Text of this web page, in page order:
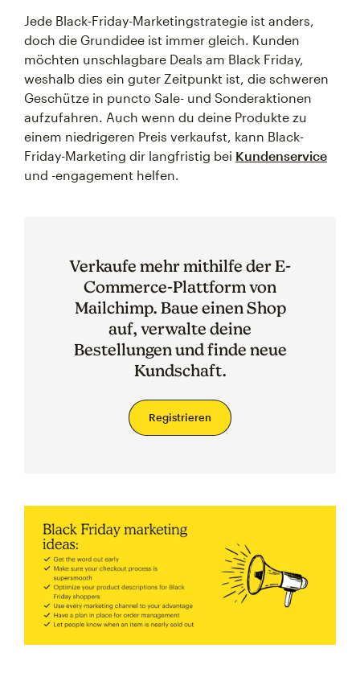
Jede Black-Friday-Marketingstrategie ist anders,
doch die Grundidee ist immer gleich. Kunden
möchten unschlagbare Deals am Black Friday,
weshalb dies ein guter Zeitpunkt ist, die schweren
Geschütze in puncto Sale- und Sonderaktionen
aufzufahren. Auch wenn du deine Produkte zu
einem niedrigeren Preis verkaufst, kann Black-
Friday-Marketing dir langfristig bei Kundenservice
und -engagement helfen.
Verkaufe mehr mithilfe der E-
Commerce-Plattform von
Mailchimp. Baue einen Shop
auf, verwalte deine
Bestellungen und finde neue
Kundschaft.
Registrieren